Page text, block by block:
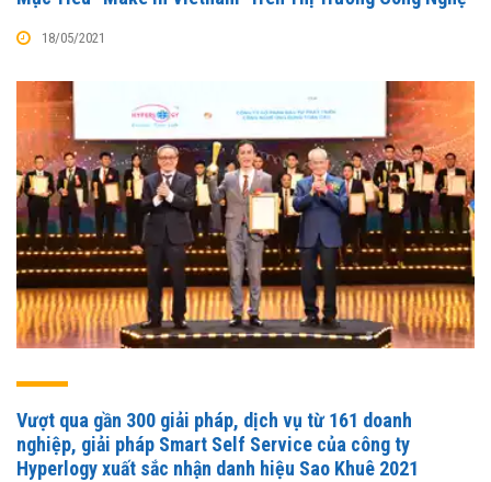
18/05/2021
Vượt qua gần 300 giải pháp, dịch vụ từ 161 doanh
nghiệp, giải pháp Smart Self Service của công ty
Hyperlogy xuất sắc nhận danh hiệu Sao Khuê 2021